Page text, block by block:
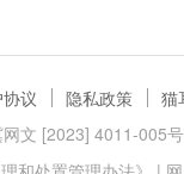
议 隐私政策
猫
文 [2023] 4011-005